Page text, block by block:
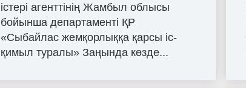
істері агенттінің Жамбыл облысы
бойынша департаменті ҚР
«Сыбайлас жемқорлыққа қарсы іс-
қимыл туралы» Заңында көзде...